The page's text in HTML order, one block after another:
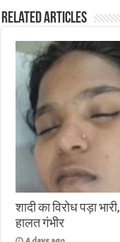
Related Articles
शादी का विरोध पड़ा
हालत गंभीर